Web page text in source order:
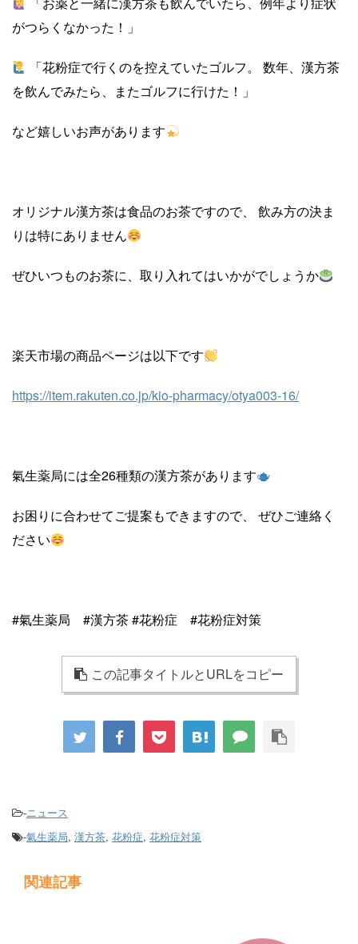
がつらくなかった！」
「花粉症で行くのを控えていたゴルフ。 数年、漢方茶
を飲んでみたら、またゴルフに行けた！」
など嬉しいお声があります
オリジナル漢方茶は食品のお茶ですので、 飲み方の決ま
りは特にありません
ぜひいつものお茶に、取り入れてはいかがでしょうか
楽天市場の商品ページは以下です
https://item.rakuten.co.jp/kio-pharmacy/otya003-16/
氣生薬局には全26種類の漢方茶があります
お困りに合わせてご提案もできますので、 ぜひご連絡く
ださい
#氣生薬局 #漢方茶 #花粉症 #花粉症対策
この記事タイトルとURLをコピー
-ニュース
-氣生薬局, 漢方茶, 花粉症, 花粉症対策
関連記事